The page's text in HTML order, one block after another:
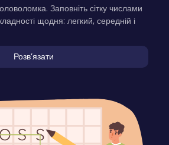
Заповніть сітку числами
щодня: легкий, середній і
Розвʼязати